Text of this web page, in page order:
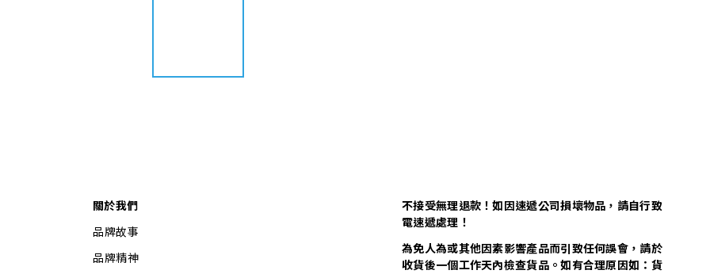
關於我們
品牌故事
品牌精神
不接受無理退款！如因速遞公司損壞物品，請自行致
電速遞處理！
為免人為或其他因素影響產品而引致任何誤會，請於
收貨後一個工作天內檢查貨品。如有合理原因如：貨